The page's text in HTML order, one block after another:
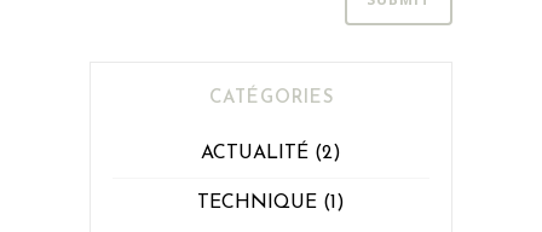
CATÉGORIES
ACTUALITÉ (2)
TECHNIQUE (1)